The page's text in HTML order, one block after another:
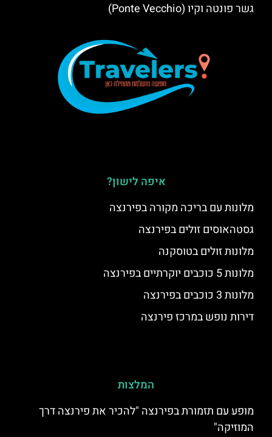
גשר פונטה וקיו (Ponte Vecchio)
איפה לישון?
מלונות עם בריכה מקורה בפירנצה
גסטהאוסים זולים בפירנצה
מלונות זולים בטוסקנה
מלונות 5 כוכבים יוקרתיים בפירנצה
מלונות 3 כוכבים בפירנצה
דירות נופש במרכז פירנצה
המלצות
מופע עם תזמורת בפירנצה "להכיר את פירנצה דרך
המוזיקה"